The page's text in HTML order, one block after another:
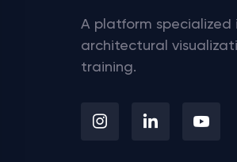
A platform specialized
architectural
training.